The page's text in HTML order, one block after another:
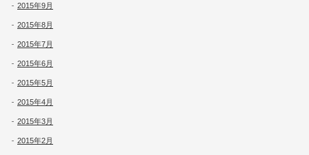
2015年9月
2015年8月
2015年7月
2015年6月
2015年5月
2015年4月
2015年3月
2015年2月